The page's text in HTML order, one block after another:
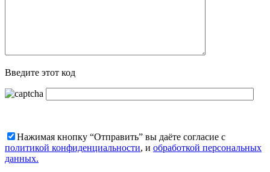
Введите этот код
Нажимая кнопку “Отправить” вы даёте согласие с
политикой конфиденциальности, и обработкой персональных
данных.